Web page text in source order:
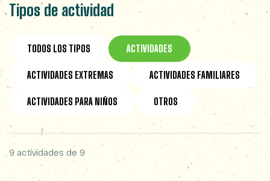
Tipos de actividad
TODOS LOS TIPOS ACTIVIDADES
ACTIVIDADES EXTREMAS ACTIVIDADES FAMILIARES
ACTIVIDADES PARA NIÑOS OTROS
9 actividades de 9